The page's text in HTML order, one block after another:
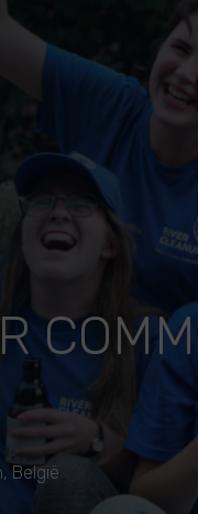
België